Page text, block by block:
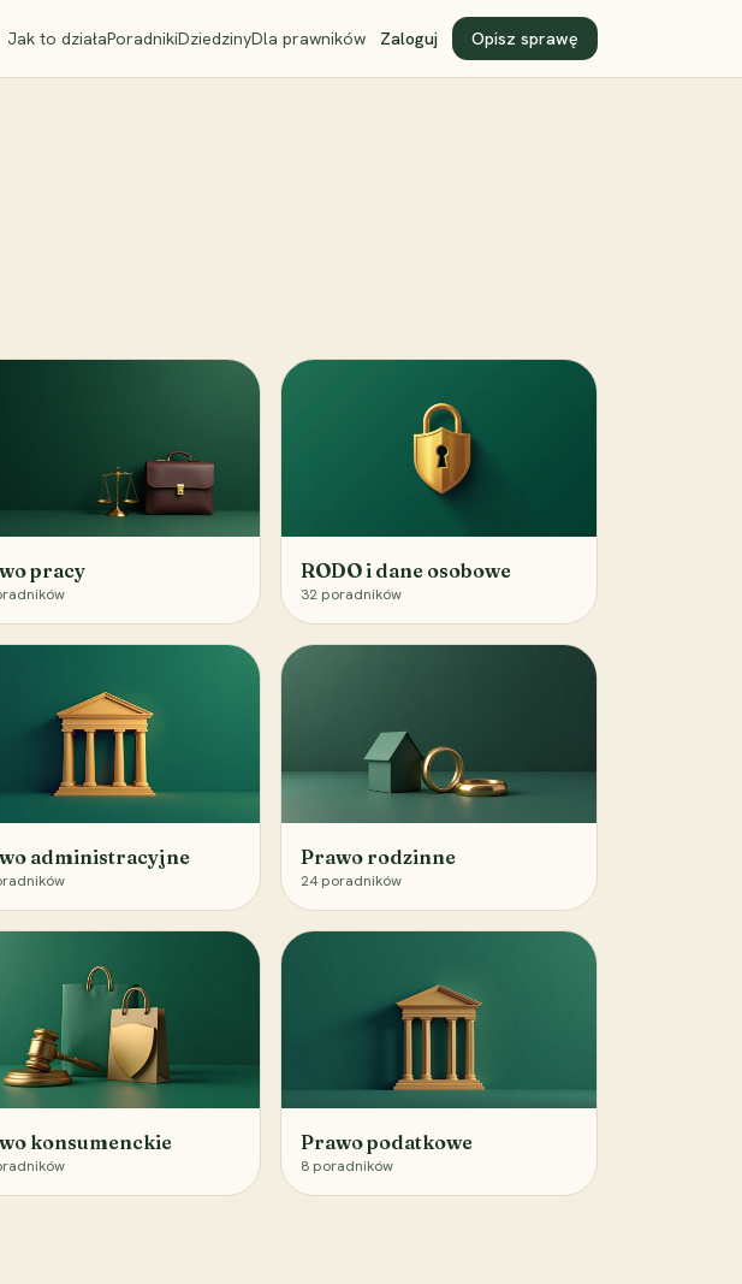
Jak to działaPoradnikiDziedzinyDla prawników Zaloguj Opisz sprawę
pracy RODO i dane osobowe
32 poradników
administracyjne Prawo rodzinne
24 poradników
konsumenckie Prawo podatkowe
8 poradników